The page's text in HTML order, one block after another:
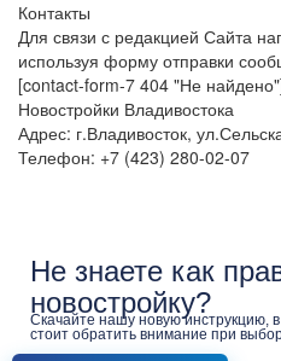
Контакты
Для связи с редакцией Сайта
используя форму отправки
[contact-form-7 404 "Не
Новостройки Владивостока
Адрес: г.Владивосток,
Телефон: +7 (423) 280-02-07
Не знаете как
новостройку?
Скачайте нашу новую инструкцию,
стоит обратить внимание при